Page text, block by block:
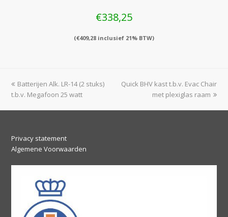
€338,25
(€409,28 inclusief 21% BTW)
previous
post:
Batterijen Alk. LR-14 (2 stuks)
t.b.v. Megafoon 25 watt
next
Quick BHV kast t.b.v. Evac Chair
met plexiglas raam
Privacy statement
Algemene Voorwaarden